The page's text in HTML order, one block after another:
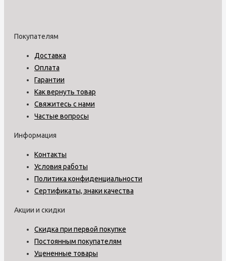
Покупателям
Доставка
Оплата
Гарантии
Как вернуть товар
Свяжитесь с нами
Частые вопросы
Информация
Контакты
Условия работы
Политика конфиденциальности
Сертификаты, знаки качества
Акции и скидки
Скидка при первой покупке
Постоянным покупателям
Уцененные товары